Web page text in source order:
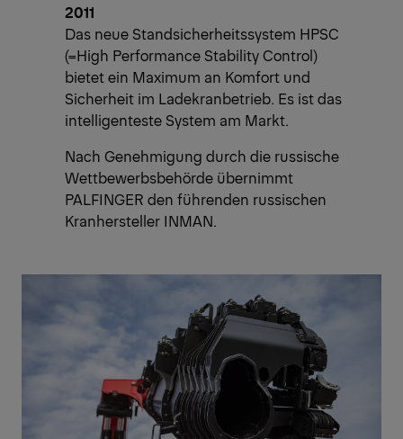
2011
Das neue Standsicherheitssystem HPSC
(=High Performance Stability Control)
bietet ein Maximum an Komfort und
Sicherheit im Ladekranbetrieb. Es ist das
intelligenteste System am Markt.
Nach Genehmigung durch die russische
Wettbewerbsbehörde übernimmt
PALFINGER den führenden russischen
Kranhersteller INMAN.